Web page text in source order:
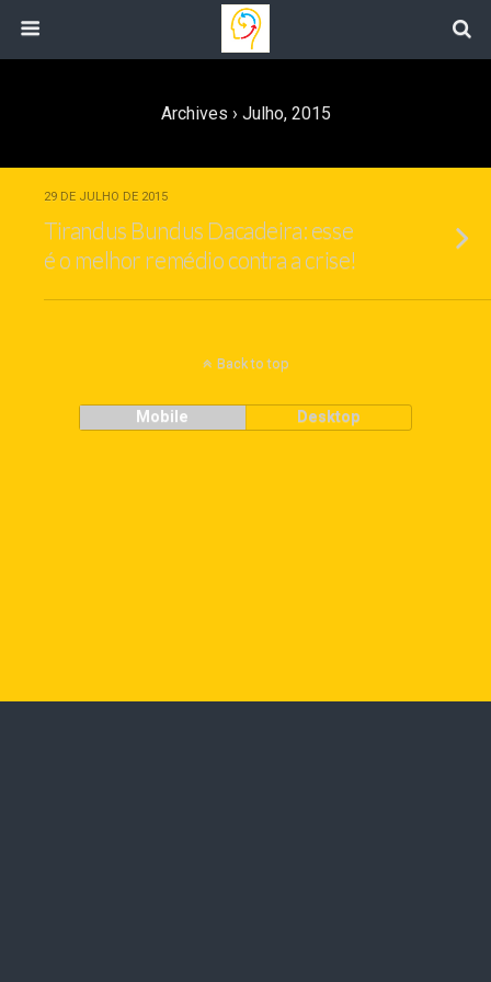
Archives › Julho, 2015
29 DE JULHO DE 2015
Tirandus Bundus Dacadeira: esse
é o melhor remédio contra a crise!
Back to top
Mobile Desktop